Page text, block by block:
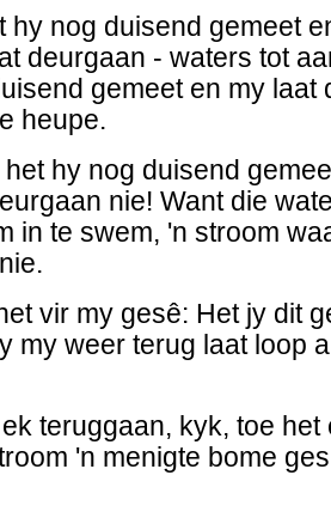
hy nog duisend gemeet
deurgaan - waters tot
gemeet en my laat
heupe.
het hy nog duisend
nie! Want die
in te swem, 'n stroom
vir my gesê: Het jy dit
my weer terug laat loop
teruggaan, kyk, toe het
'n menigte bome